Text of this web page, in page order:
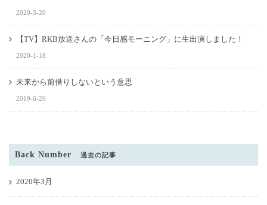
2020-3-20
【TV】RKB放送さんの「今日感モーニング」に生出演しました！
2020-1-18
未来から前借りしないという意思
2019-6-26
Back Number 過去の記事
2020年3月